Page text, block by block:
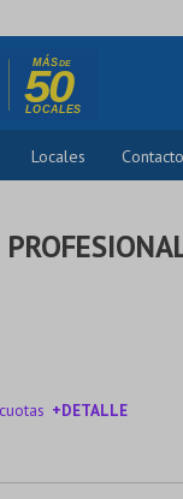
Locales Contacto
+DETALLE